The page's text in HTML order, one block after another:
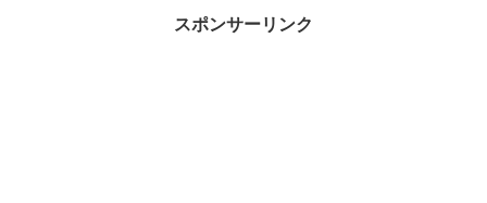
スポンサーリンク